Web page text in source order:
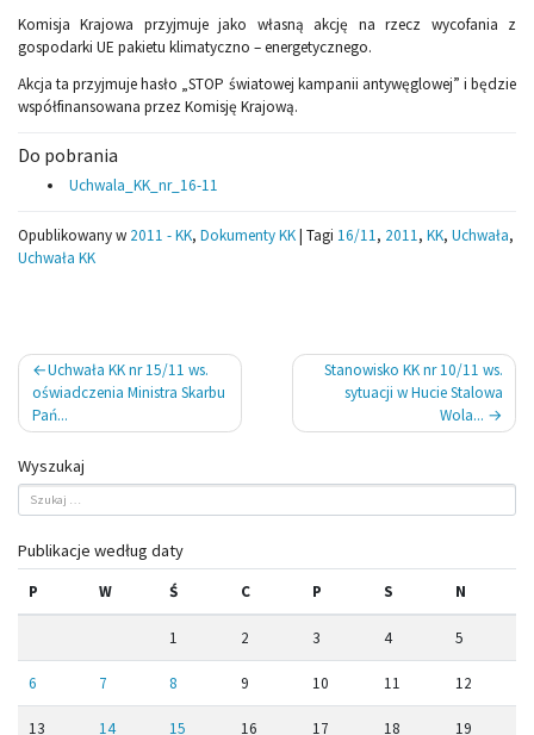
Komisja Krajowa przyjmuje jako własną akcję na rzecz wycofania z
gospodarki UE pakietu klimatyczno – energetycznego.
Akcja ta przyjmuje hasło „STOP światowej kampanii antywęglowej” i będzie
współfinansowana przez Komisję Krajową.
Do pobrania
Uchwala_KK_nr_16-11
Opublikowany w 2011 - KK, Dokumenty KK| Tagi 16/11, 2011, KK, Uchwała,
Uchwała KK
Nawigacja
wpisu
Uchwała KK nr 15/11 ws.
oświadczenia Ministra Skarbu
Pań...
Stanowisko KK nr 10/11 ws.
sytuacji w Hucie Stalowa
Wola...
Wyszukaj
Publikacje według daty
P W Ś C P S N
1 2 3 4 5
6 7 8 9 10 11 12
13 14 15 16 17 18 19